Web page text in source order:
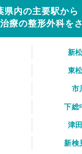
県内の主要駅から
療の整形外科を
新
東
市
下総
津
新検